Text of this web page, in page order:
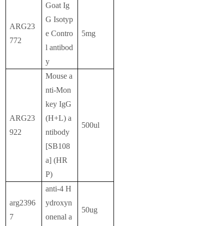
ARG23
772
Goat Ig
G Isotyp
e Contro
l antibod
y
5mg
ARG23
922
Mouse a
nti-Mon
key IgG
(H+L) a
ntibody
[SB108
a] (HR
P)
500ul
arg2396
7
anti-4 H
ydroxyn
onenal a
50ug